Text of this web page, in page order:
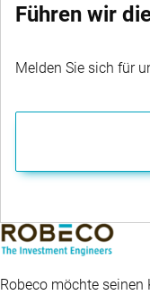
Führen wir
Melden Sie sich für
Robeco möchte